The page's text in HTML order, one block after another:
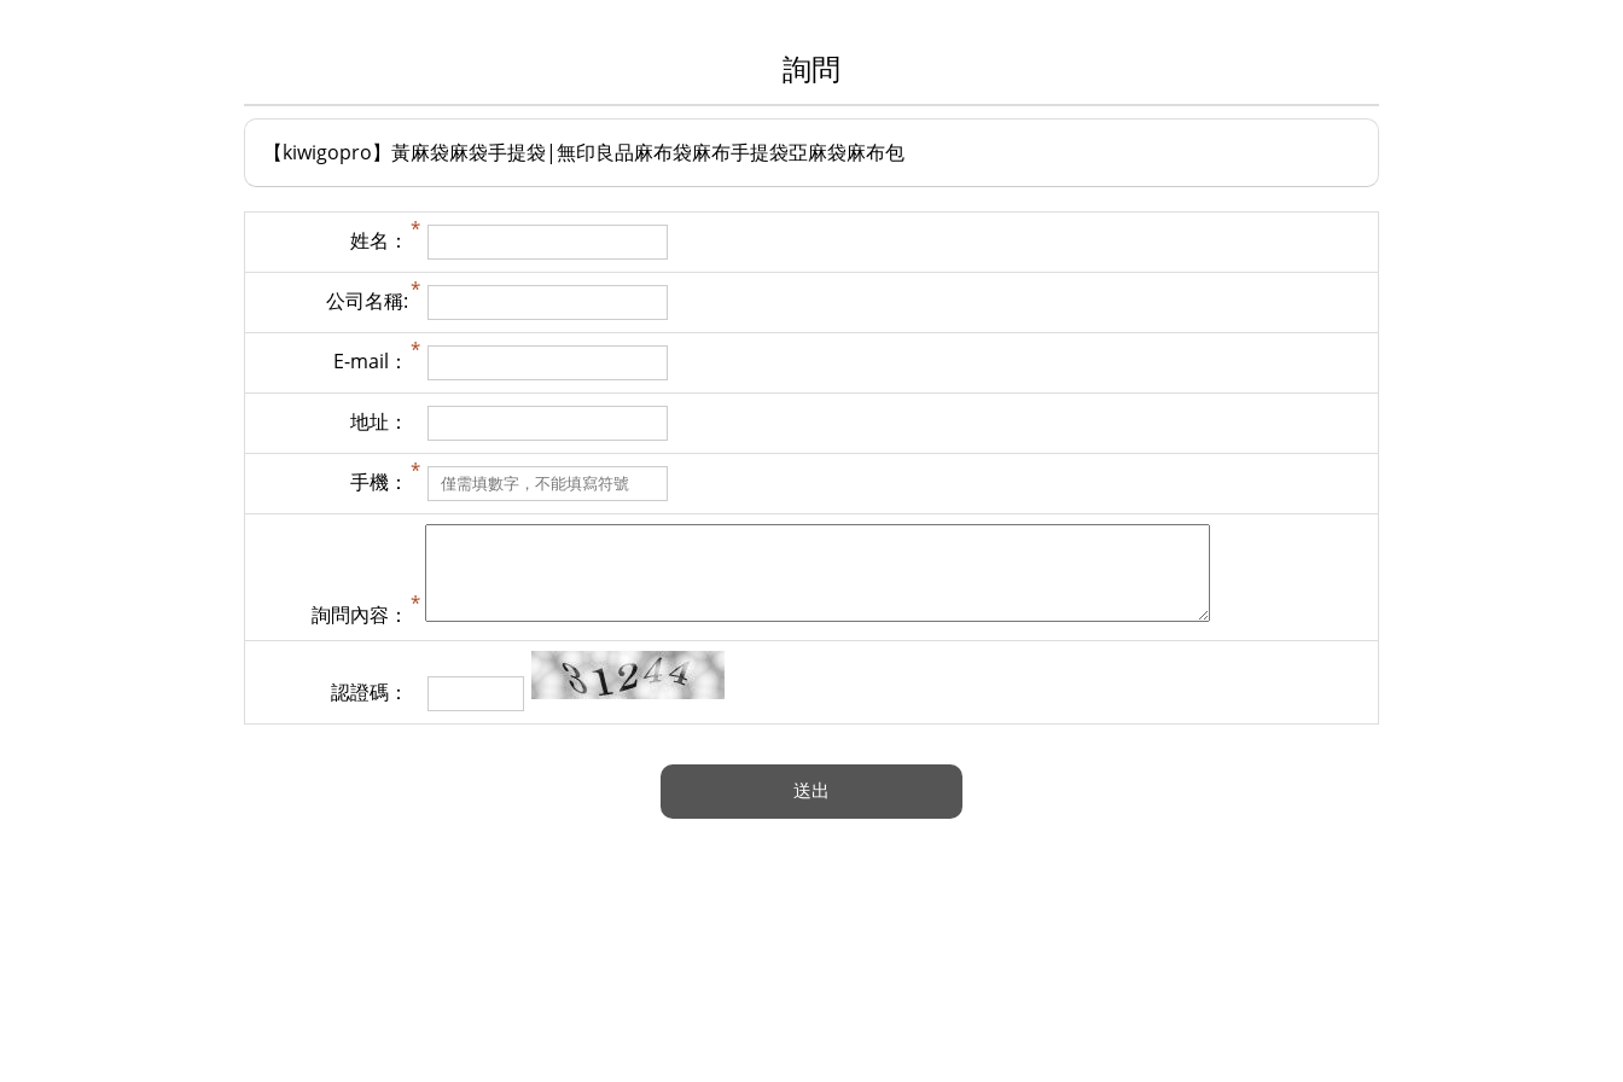
詢問
【kiwigopro】黃麻袋麻袋手提袋|無印良品麻布袋麻布手提袋亞麻袋麻布包
姓名：
公司名稱:
E-mail：
地址：
手機：
詢問內容：
認證碼：